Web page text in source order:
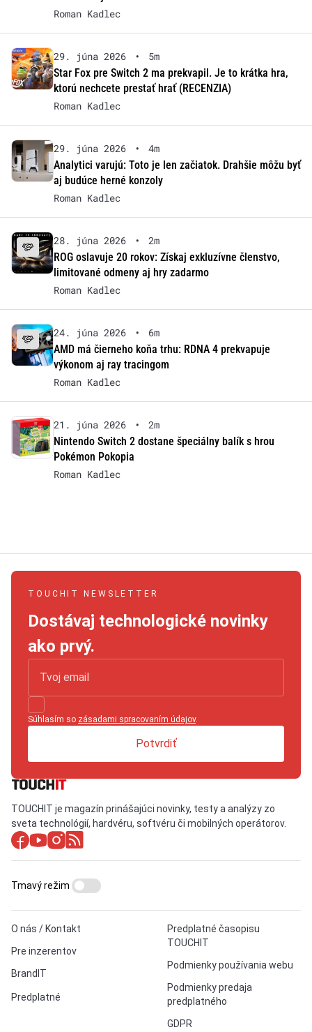
Roman Kadlec
29. júna 2026 •
5m
Star Fox pre Switch 2 ma prekvapil. Je to krátka hra,
ktorú nechcete prestať hrať (RECENZIA)
Roman Kadlec
29. júna 2026 •
4m
Analytici varujú: Toto je len začiatok. Drahšie môžu byť
aj budúce herné konzoly
Roman Kadlec
28. júna 2026 •
2m
ROG oslavuje 20 rokov: Získaj exkluzívne členstvo,
limitované odmeny aj hry zadarmo
Roman Kadlec
24. júna 2026 •
6m
AMD má čierneho koňa trhu: RDNA 4 prekvapuje
výkonom aj ray tracingom
Roman Kadlec
21. júna 2026 •
2m
Nintendo Switch 2 dostane špeciálny balík s hrou
Pokémon Pokopia
Roman Kadlec
TOUCHIT NEWSLETTER
Dostávaj technologické novinky
ako prvý.
Súhlasím so zásadami spracovaním údajov.
Potvrdiť
TOUCHIT je magazín prinášajúci novinky, testy a analýzy zo
sveta technológií, hardvéru, softvéru či mobilných operátorov.
O nás / Kontakt
Pre inzerentov
BrandIT
Predplatné
Predplatné časopisu
TOUCHIT
Podmienky používania webu
Podmienky predaja
predplatného
GDPR
Tmavý režim